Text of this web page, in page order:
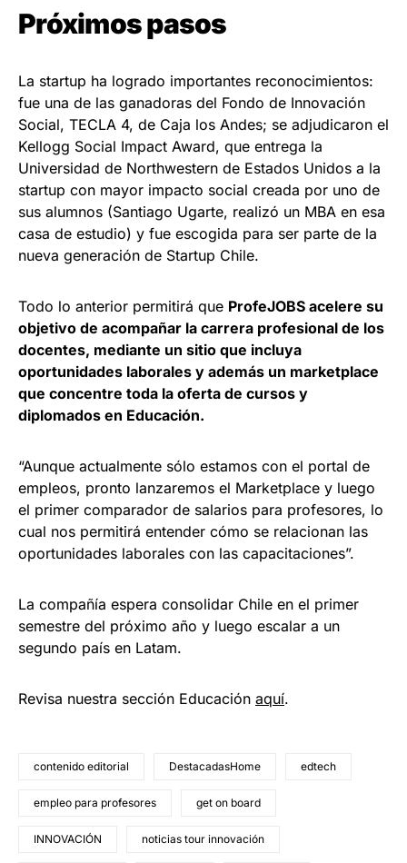
Próximos pasos
La startup ha logrado importantes reconocimientos:
fue una de las ganadoras del Fondo de Innovación
Social, TECLA 4, de Caja los Andes; se adjudicaron el
Kellogg Social Impact Award, que entrega la
Universidad de Northwestern de Estados Unidos a la
startup con mayor impacto social creada por uno de
sus alumnos (Santiago Ugarte, realizó un MBA en esa
casa de estudio) y fue escogida para ser parte de la
nueva generación de Startup Chile.
Todo lo anterior permitirá que ProfeJOBS acelere su
objetivo de acompañar la carrera profesional de los
docentes, mediante un sitio que incluya
oportunidades laborales y además un marketplace
que concentre toda la oferta de cursos y
diplomados en Educación.
“Aunque actualmente sólo estamos con el portal de
empleos, pronto lanzaremos el Marketplace y luego
el primer comparador de salarios para profesores, lo
cual nos permitirá entender cómo se relacionan las
oportunidades laborales con las capacitaciones”.
La compañía espera consolidar Chile en el primer
semestre del próximo año y luego escalar a un
segundo país en Latam.
Revisa nuestra sección Educación aquí.
contenido editorial DestacadasHome edtech
empleo para profesores get on board
INNOVACIÓN noticias tour innovación